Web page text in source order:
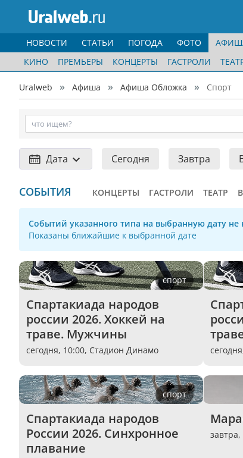
НОВОСТИ СТАТЬИ ПОГОДА ФОТО
КИНО
ПРЕМЬЕРЫ КОНЦЕРТЫ ГАСТРОЛИ
Uralweb Афиша Афиша Обложка Спорт
Дата Сегодня Завтра
СОБЫТИЯ КОНЦЕРТЫ ГАСТРОЛИ ТЕАТР
Событий указанного типа на выбранную дату не
Показаны ближайшие к выбранной дате
спорт
Спартакиада народов
россии 2026. Хоккей на
траве. Мужчины
сегодня, 10:00, Стадион Динамо
спорт
Спартакиада народов
России 2026. Синхронное
плавание
завтра,